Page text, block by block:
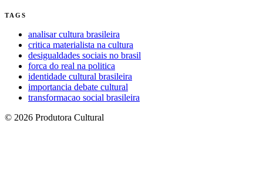
TAGS
analisar cultura brasileira
critica materialista na cultura
desigualdades sociais no brasil
forca do real na politica
identidade cultural brasileira
importancia debate cultural
transformacao social brasileira
© 2026 Produtora Cultural